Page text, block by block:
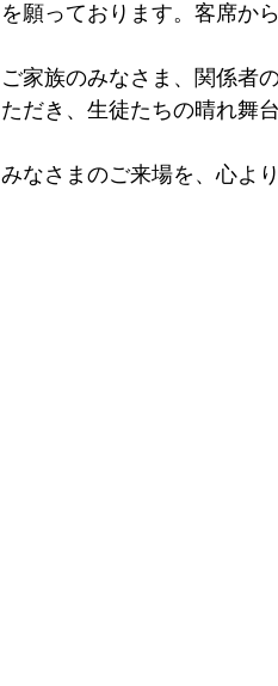
を願っております。客席か
ご家族のみなさま、関係者
ただき、生徒たちの晴れ舞
みなさまのご来場を、心よ